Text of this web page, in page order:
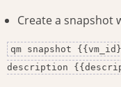
Create a snapshot
qm snapshot
description